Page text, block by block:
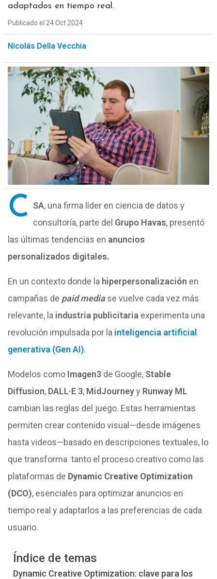
adaptados en tiempo real.
Publicado el 24 Oct 2024
Nicolás Della Vecchia
C SA, una firma líder en ciencia de datos y
consultoría, parte del Grupo Havas, presentó
las últimas tendencias en anuncios
personalizados digitales.
En un contexto donde la hiperpersonalización en
campañas de paid mediase vuelve cada vez más
relevante, la industria publicitaria experimenta una
revolución impulsada por la inteligencia artificial
generativa (Gen AI).
Modelos como Imagen3de Google, Stable
Diffusion, DALL·E 3, MidJourneyy Runway ML
cambian las reglas del juego. Estas herramientas
permiten crear contenido visual—desde imágenes
hasta videos—basado en descripciones textuales, lo
que transforma tanto el proceso creativo como las
plataformas de Dynamic Creative Optimization
(DCO), esenciales para optimizar anuncios en
tiempo real y adaptarlos a las preferencias de cada
usuario.
Índice de temas
Dynamic Creative Optimization: clave para los